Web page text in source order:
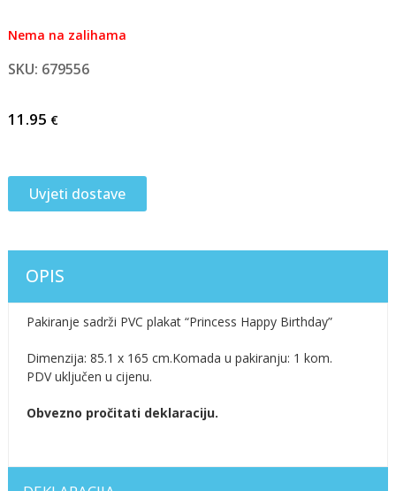
Nema na zalihama
SKU: 679556
11.95 €
Uvjeti dostave
OPIS
Pakiranje sadrži PVC plakat “Princess Happy Birthday”
Dimenzija: 85.1 x 165 cm.Komada u pakiranju: 1 kom.
PDV uključen u cijenu.
Obvezno pročitati deklaraciju.